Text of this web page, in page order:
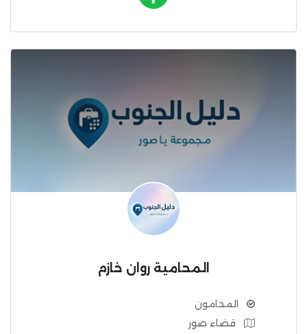
المحامية روان خازم
المحامون
قضاء صور